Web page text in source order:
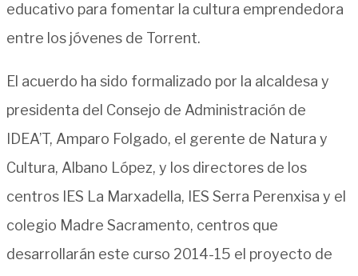
educativo para fomentar la cultura emprendedora
entre los jóvenes de Torrent.
El acuerdo ha sido formalizado por la alcaldesa y
presidenta del Consejo de Administración de
IDEA’T, Amparo Folgado, el gerente de Natura y
Cultura, Albano López, y los directores de los
centros IES La Marxadella, IES Serra Perenxisa y el
colegio Madre Sacramento, centros que
desarrollarán este curso 2014-15 el proyecto de